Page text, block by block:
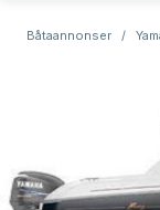
Båtaannonser /